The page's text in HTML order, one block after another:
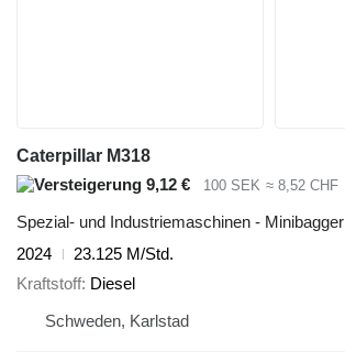
Caterpillar M318
9,12 €
100 SEK ≈ 8,52 CHF
Spezial- und Industriemaschinen - Minibagger
2024
23.125 M/Std.
Kraftstoff Diesel
Schweden, Karlstad